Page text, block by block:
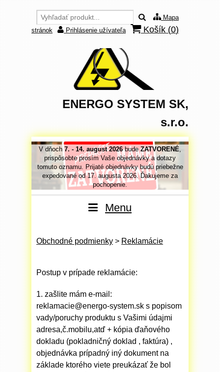
Mapa
stránok
Prihlásenie užívateľa Košík (0)
ENERGO SYSTEM SK,
s.r.o.
,
za
V dňoch 7. - 14. august 2026bude ZATVORENÉ,
prispôsobte prosím Vaše objednávky a dotazy
tomuto oznamu. Prijaté objednávky budú priebežne
expedované od 17. augusta 2026. Ďakujeme za
pochopenie.
V
tomuto
Menu
Obchodné podmienky > Reklamácie
Postup v prípade reklamácie:
1. zašlite mám e-mail:
reklamacie@energo-system.sk s popisom
vady/poruchy produktu s Vašimi údajmi
adresa,č.mobilu,atď + kópia ďaňového
dokladu (pokladničný doklad , faktúra) ,
objednávka prípadný iný dokument na
základe ktorého viete preukázať že bol